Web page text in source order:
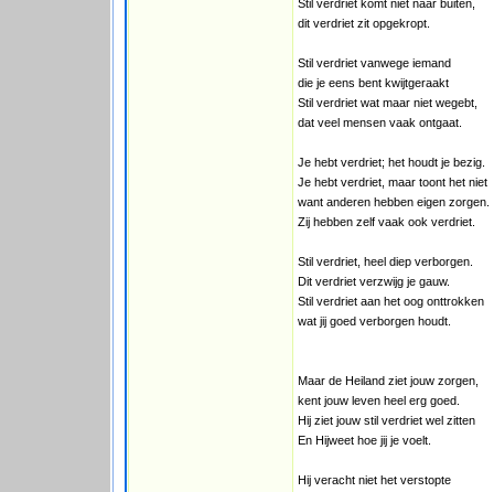
Stil verdriet komt niet naar buiten,
dit verdriet zit opgekropt.
Stil verdriet vanwege iemand
die je eens bent kwijtgeraakt
Stil verdriet wat maar niet wegebt,
dat veel mensen vaak ontgaat.
Je hebt verdriet; het houdt je bezig.
Je hebt verdriet, maar toont het niet
want anderen hebben eigen zorgen.
Zij hebben zelf vaak ook verdriet.
Stil verdriet, heel diep verborgen.
Dit verdriet verzwijg je gauw.
Stil verdriet aan het oog onttrokken
wat jij goed verborgen houdt.
Maar de Heiland ziet jouw zorgen,
kent jouw leven heel erg goed.
Hij ziet jouw stil verdriet wel zitten
En Hijweet hoe jij je voelt.
Hij veracht niet het verstopte